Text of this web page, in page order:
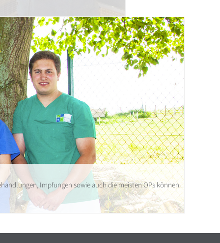
Impfungen sowie auch die meisten OPs können